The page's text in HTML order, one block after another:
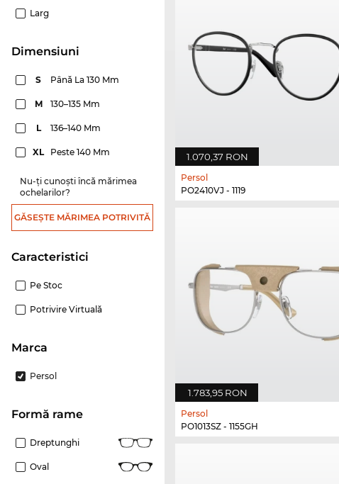
Larg
dimensiuni
S Până La 130 Mm
M 130–135 Mm
L 136–140 Mm
XL Peste 140 Mm
Nu-ți cunoști încă mărimea
ochelarilor?
GĂSEȘTE MĂRIMEA POTRIVITĂ
Caracteristici
Pe Stoc
Potrivire Virtuală
marca
Persol
Formă rame
Dreptunghi
Oval
1.070,37 RON
Persol
PO2410VJ - 1119
1.783,95 RON
Persol
PO1013SZ - 1155GH